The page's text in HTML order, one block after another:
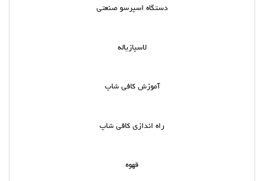
دستگاه اسپرسو صنعتی
لاسپازیاله
آموزش کافی شاپ
راه اندازی کافی شاپ
قهوه